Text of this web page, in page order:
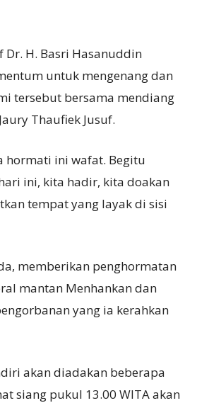
Dr. H. Basri Hasanuddin
untuk mengenang dan
tersebut bersama mendiang
Thaufiek Jusuf.
hormati ini wafat. Begitu
ini, kita hadir, kita doakan
tempat yang layak di sisi
memberikan penghormatan
mantan Menhankan dan
yang ia kerahkan
akan diadakan beberapa
siang pukul 13.00 WITA akan